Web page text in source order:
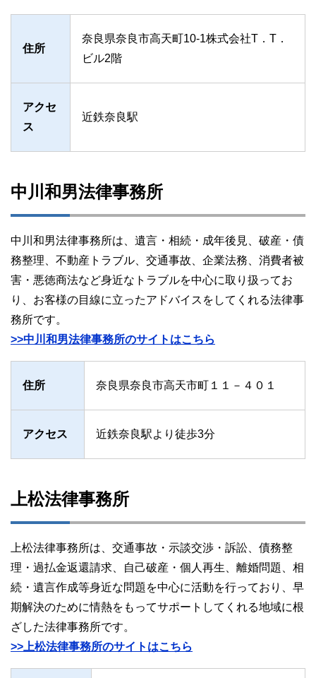
住所
奈良県奈良市高天町10-1株式会社T．T．
ビル2階
アクセ
ス
近鉄奈良駅
中川和男法律事務所
中川和男法律事務所は、遺言・相続・成年後見、破産・債
務整理、不動産トラブル、交通事故、企業法務、消費者被
害・悪徳商法など身近なトラブルを中心に取り扱ってお
り、お客様の目線に立ったアドバイスをしてくれる法律事
務所です。
>>中川和男法律事務所のサイトはこちら
住所 奈良県奈良市高天市町１１－４０１
アクセス 近鉄奈良駅より徒歩3分
上松法律事務所
上松法律事務所は、交通事故・示談交渉・訴訟、債務整
理・過払金返還請求、自己破産・個人再生、離婚問題、相
続・遺言作成等身近な問題を中心に活動を行っており、早
期解決のために情熱をもってサポートしてくれる地域に根
ざした法律事務所です。
>>上松法律事務所のサイトはこちら